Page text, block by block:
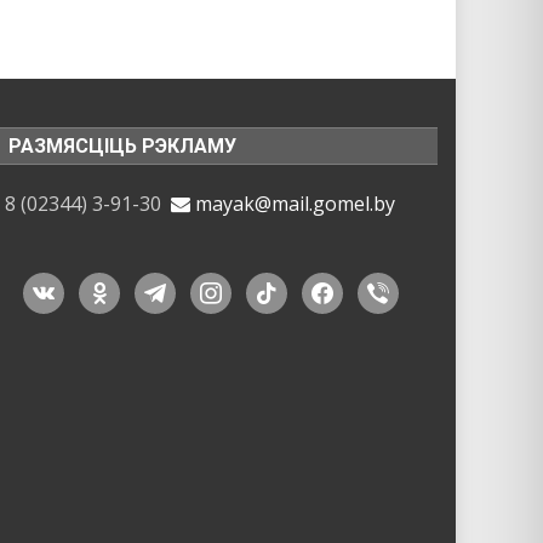
РАЗМЯСЦІЦЬ РЭКЛАМУ
8 (02344) 3-91-30 mayak@mail.gomel.by
vkontakteodnoklassniki
telegraminstagram
tiktok facebook
viber